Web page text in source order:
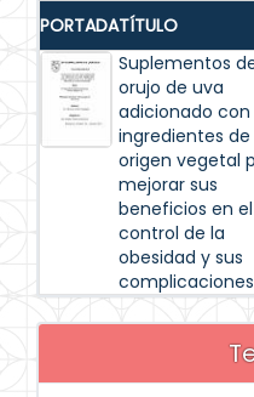
PORTADATÍTULO
Suplementos
orujo de uva
adicionado con
ingredientes de
origen vegetal
mejorar sus
beneficios en el
control de la
obesidad y sus
complicaciones